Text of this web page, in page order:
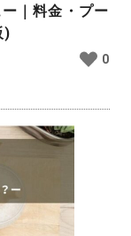
｜料金・プー
)
0